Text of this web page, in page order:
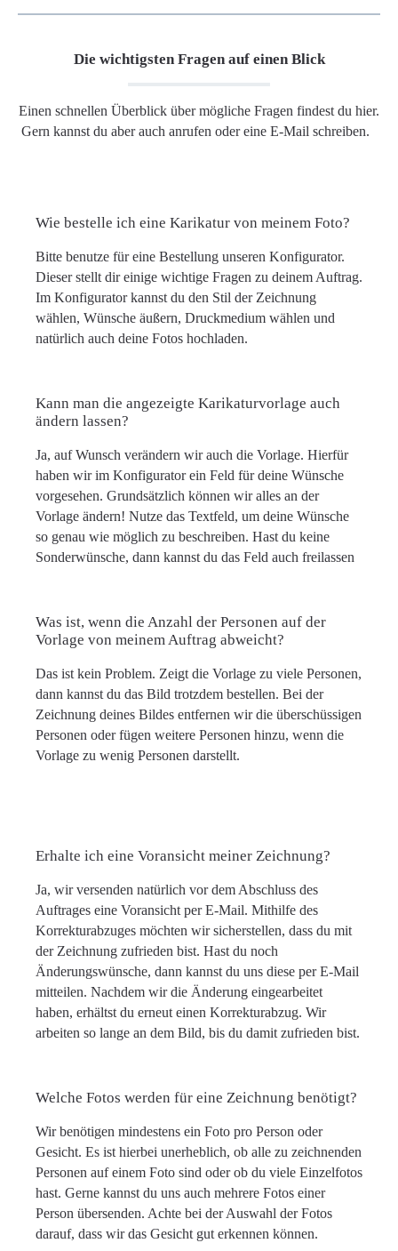
Die wichtigsten Fragen auf einen Blick
Einen schnellen Überblick über mögliche Fragen findest du hier.
Gern kannst du aber auch anrufen oder eine E-Mail schreiben.
Wie bestelle ich eine Karikatur von meinem Foto?
Bitte benutze für eine Bestellung unseren Konfigurator.
Dieser stellt dir einige wichtige Fragen zu deinem Auftrag.
Im Konfigurator kannst du den Stil der Zeichnung
wählen, Wünsche äußern, Druckmedium wählen und
natürlich auch deine Fotos hochladen.
Kann man die angezeigte Karikaturvorlage auch
ändern lassen?
Ja, auf Wunsch verändern wir auch die Vorlage. Hierfür
haben wir im Konfigurator ein Feld für deine Wünsche
vorgesehen. Grundsätzlich können wir alles an der
Vorlage ändern! Nutze das Textfeld, um deine Wünsche
so genau wie möglich zu beschreiben. Hast du keine
Sonderwünsche, dann kannst du das Feld auch freilassen
Was ist, wenn die Anzahl der Personen auf der
Vorlage von meinem Auftrag abweicht?
Das ist kein Problem. Zeigt die Vorlage zu viele Personen,
dann kannst du das Bild trotzdem bestellen. Bei der
Zeichnung deines Bildes entfernen wir die überschüssigen
Personen oder fügen weitere Personen hinzu, wenn die
Vorlage zu wenig Personen darstellt.
Erhalte ich eine Voransicht meiner Zeichnung?
Ja, wir versenden natürlich vor dem Abschluss des
Auftrages eine Voransicht per E-Mail. Mithilfe des
Korrekturabzuges möchten wir sicherstellen, dass du mit
der Zeichnung zufrieden bist. Hast du noch
Änderungswünsche, dann kannst du uns diese per E-Mail
mitteilen. Nachdem wir die Änderung eingearbeitet
haben, erhältst du erneut einen Korrekturabzug. Wir
arbeiten so lange an dem Bild, bis du damit zufrieden bist.
Welche Fotos werden für eine Zeichnung benötigt?
Wir benötigen mindestens ein Foto pro Person oder
Gesicht. Es ist hierbei unerheblich, ob alle zu zeichnenden
Personen auf einem Foto sind oder ob du viele Einzelfotos
hast. Gerne kannst du uns auch mehrere Fotos einer
Person übersenden. Achte bei der Auswahl der Fotos
darauf, dass wir das Gesicht gut erkennen können.